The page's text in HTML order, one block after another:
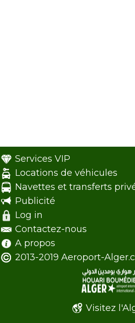
Services VIP
Locations de véhicules
Navettes et transferts
Publicité
Log in
Contactez-nous
A propos
2013-2019 Aeroport-
Visitez